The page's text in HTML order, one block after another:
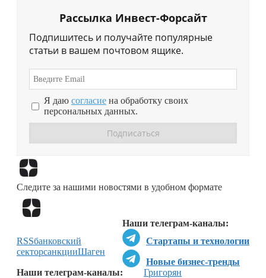
Рассылка Инвест-Форсайт
Подпишитесь и получайте популярные
статьи в вашем почтовом ящике.
Я даю согласие на обработку своих
персональных данных.
Следите за нашими новостями в удобном формате
Наши телеграм-каналы:
Стартапы и технологии
Новые бизнес-тренды
Наши телеграм-каналы:
RSSбанковский
секторсанкцииШаген
Григорян